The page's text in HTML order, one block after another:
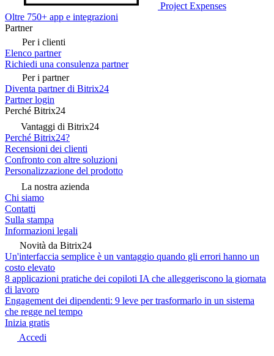
Project Expenses
Oltre 750+ app e integrazioni
Partner
Per i clienti
Elenco partner
Richiedi una consulenza partner
Per i partner
Diventa partner di Bitrix24
Partner login
Perché Bitrix24
Vantaggi di Bitrix24
Perché Bitrix24?
Recensioni dei clienti
Confronto con altre soluzioni
Personalizzazione del prodotto
La nostra azienda
Chi siamo
Contatti
Sulla stampa
Informazioni legali
Novità da Bitrix24
Un'interfaccia semplice è un vantaggio quando gli errori hanno un
costo elevato
8 applicazioni pratiche dei copiloti IA che alleggeriscono la giornata
di lavoro
Engagement dei dipendenti: 9 leve per trasformarlo in un sistema
che regge nel tempo
Inizia gratis
Accedi